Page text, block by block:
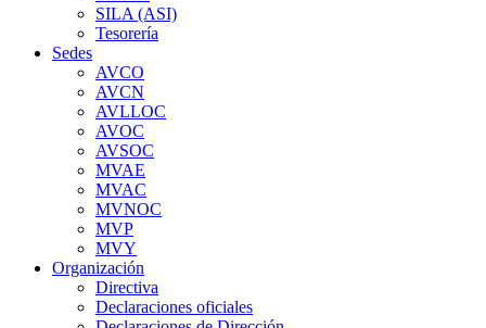
SILA (ASI)
Tesorería
Sedes
AVCO
AVCN
AVLLOC
AVOC
AVSOC
MVAE
MVAC
MVNOC
MVP
MVY
Organización
Directiva
Declaraciones oficiales